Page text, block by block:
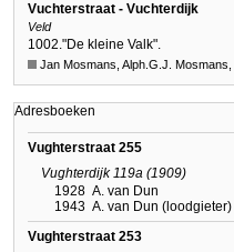
Vuchterstraat - Vuchterdijk
Veld
1002."De kleine Valk".
Jan Mosmans, Alph.G.J. Mosmans,
Adresboeken
Vughterstraat 255
Vughterdijk 119a (1909)
1928 A. van Dun
1943 A. van Dun (loodgieter)
Vughterstraat 253